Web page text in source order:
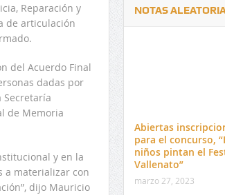
Reparación y
de articulación
del Acuerdo Final
dadas por
Secretaría
de Memoria
y en la
a materializar con
dijo Mauricio
NOTAS
Abiertas
para el concurso,
niños pintan el
Vallenato”
marzo 27, 2023
nuevo Contralor
Cesar
El 17 de enero vence
venta de pines para
preuniversitario de la